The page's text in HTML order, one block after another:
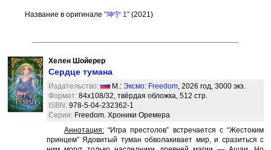
Название в оригинале "坤宁 1"(2021)
Хелен Шойерер
Сердце тумана
Издательство: М.: Эксмо: Freedom, 2026 год, 3000 экз.
Формат: 84x108/32, твёрдая обложка, 512 стр.
ISBN: 978-5-04-232362-1
Серия: Freedom. Хроники Оремера
Аннотация:“Игра престолов” встречается с “Жестоким
принцем” Ядовитый туман обволакивает мир, и сразиться с